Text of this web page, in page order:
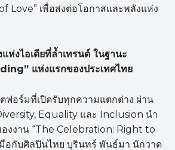
Love” เพื่อส่งต่อโอกาสและพลังแห่ง
แห่งไอเดียที่ล้ำเทรนด์ ในฐานะ
แห่งแรกของประเทศไทย
ฟอร์มที่เปิดรับทุกความแตกต่าง ผ่าน
Equality และ Inclusion นำ
งงาน “The Celebration: Right to
อกับศิลปินไทย บุรินทร์ พันธ์มา นักวาด